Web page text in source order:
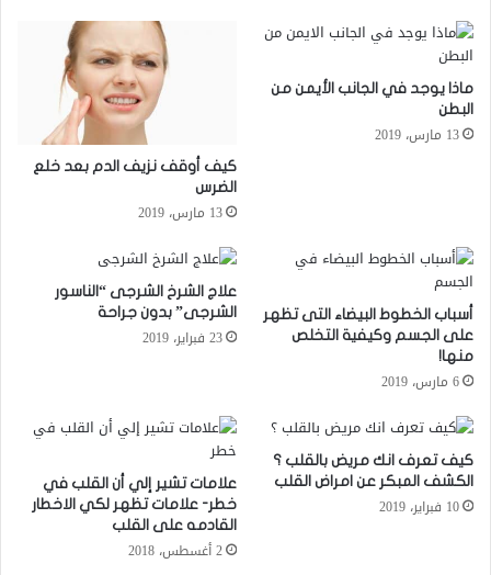
ماذا يوجد في الجانب الأيمن من
البطن
13 مارس، 2019
كيف أوقف نزيف الدم بعد خلع
الضرس
13 مارس، 2019
أسباب الخطوط البيضاء التى تظهر
على الجسم وكيفية التخلص
منها!
6 مارس، 2019
علاج الشرخ الشرجى “الناسور
الشرجى” بدون جراحة
23 فبراير، 2019
كيف تعرف انك مريض بالقلب ؟
الكشف المبكر عن امراض القلب
10 فبراير، 2019
علامات تشير إلي أن القلب في
خطر- علامات تظهر لكي الاخطار
القادمه على القلب
2 أغسطس، 2018